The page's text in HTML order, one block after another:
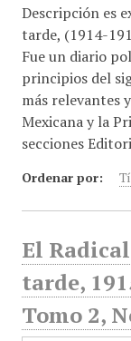
Descripción es
tarde, (1914-
Fue un diario
principios del
más relevantes
Mexicana y la
secciones
Ordenar por:
El
tarde,
Tomo 2,